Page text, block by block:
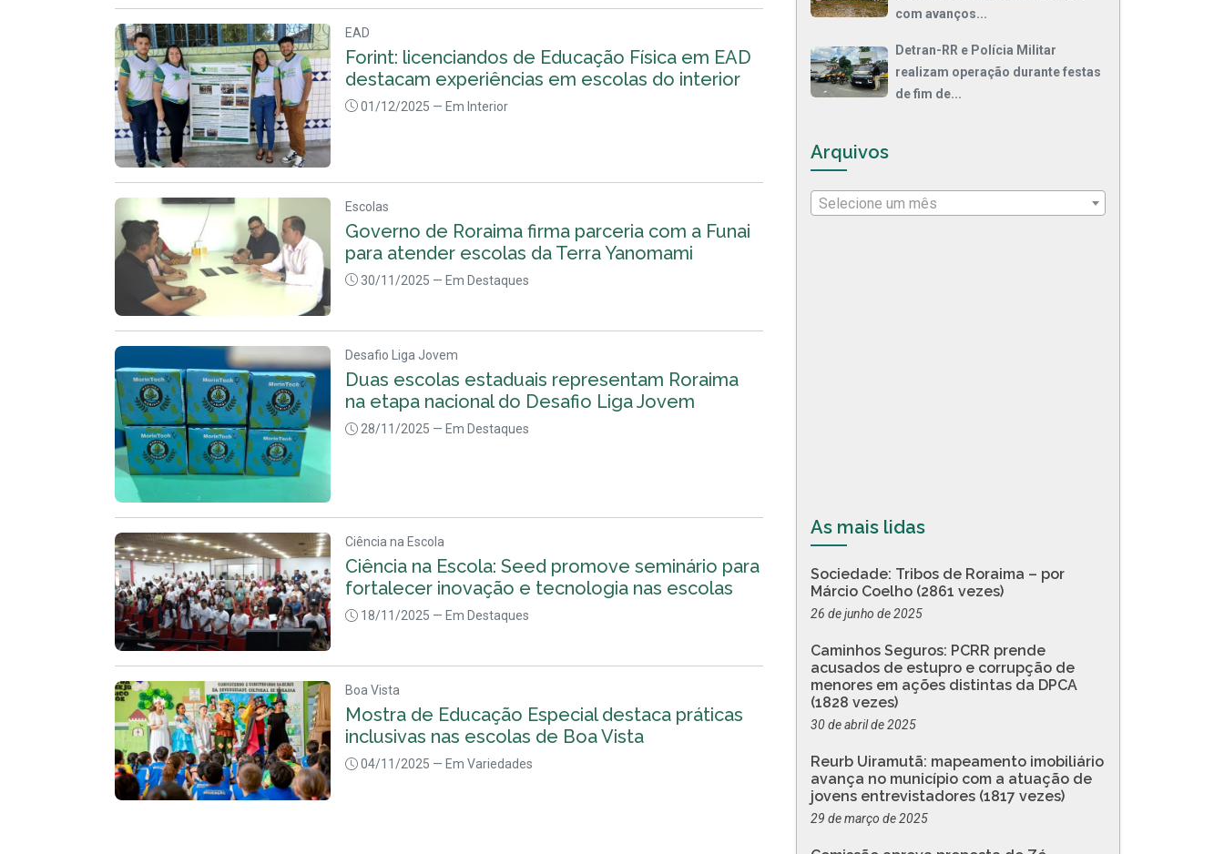
EAD
Forint: licenciandos de Educação Física em EAD
destacam experiências em escolas do interior
01/12/2025 — Em Interior
Escolas
Governo de Roraima firma parceria com a Funai
para atender escolas da Terra Yanomami
30/11/2025 — Em Destaques
Desafio Liga Jovem
Duas escolas estaduais representam Roraima
na etapa nacional do Desafio Liga Jovem
28/11/2025 — Em Destaques
Ciência na Escola
Ciência na Escola: Seed promove seminário para
fortalecer inovação e tecnologia nas escolas
18/11/2025 — Em Destaques
Boa Vista
Mostra de Educação Especial destaca práticas
inclusivas nas escolas de Boa Vista
04/11/2025 — Em Variedades
com avanços...
Detran-RR e Polícia Militar
realizam operação durante festas
de fim de...
Arquivos
Selecione um mês
As mais lidas
Sociedade: Tribos de Roraima – por
Márcio Coelho (2861 vezes)
26 de junho de 2025
Caminhos Seguros: PCRR prende
acusados de estupro e corrupção de
menores em ações distintas da DPCA
(1828 vezes)
30 de abril de 2025
Reurb Uiramutã: mapeamento imobiliário
avança no município com a atuação de
jovens entrevistadores (1817 vezes)
29 de março de 2025